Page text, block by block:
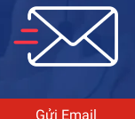
Gửi Email